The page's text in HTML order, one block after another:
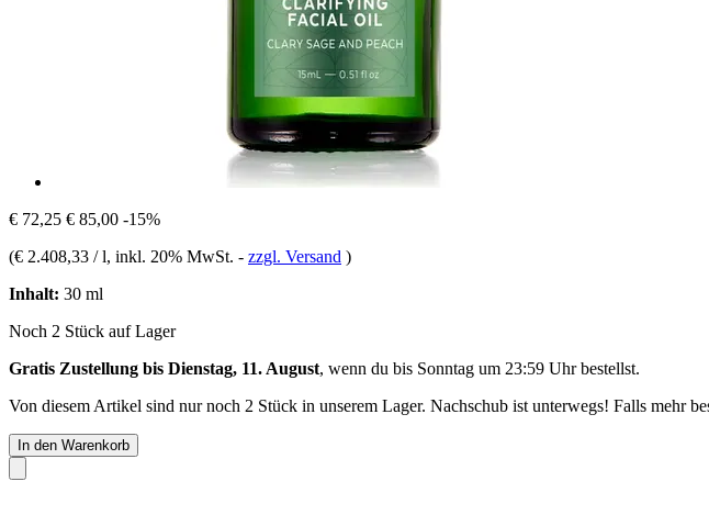
€ 72,25 € 85,00 -15%
(€ 2.408,33 / l, inkl. 20% MwSt. - zzgl. Versand )
Inhalt: 30 ml
Noch 2 Stück auf Lager
Gratis Zustellung bis Dienstag, 11. August, wenn du bis Sonntag um 23:59 Uhrbestellst.
Von diesem Artikel sind nur noch 2 Stück in unserem Lager. Nachschub ist unterwegs! Falls mehr
In den Warenkorb